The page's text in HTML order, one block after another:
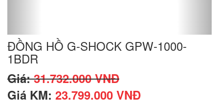
ĐỒNG HỒ G-SHOCK GPW-1000-
1BDR
Giá:31.732.000 VNĐ
Giá KM: 23.799.000 VNĐ